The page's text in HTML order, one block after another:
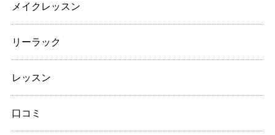
メイクレッスン
リーラック
レッスン
口コミ